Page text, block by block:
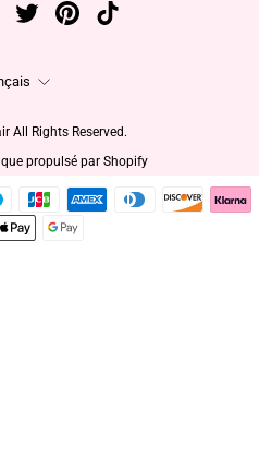
Twitter Pinterest
All Rights Reserved.
propulsé par Shopify